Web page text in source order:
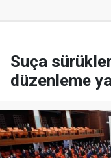
Suça
düzenleme